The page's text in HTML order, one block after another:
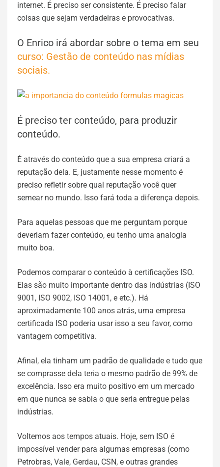
internet. É preciso ser consistente. É preciso falar
coisas que sejam verdadeiras e provocativas.
O Enrico irá abordar sobre o tema em seu
curso: Gestão de conteúdo nas mídias
sociais.
É preciso ter conteúdo, para produzir
conteúdo.
É através do conteúdo que a sua empresa criará a
reputação dela. E, justamente nesse momento é
preciso refletir sobre qual reputação você quer
semear no mundo. Isso fará toda a diferença depois.
Para aquelas pessoas que me perguntam porque
deveriam fazer conteúdo, eu tenho uma analogia
muito boa.
Podemos comparar o conteúdo à certificações ISO.
Elas são muito importante dentro das indústrias (ISO
9001, ISO 9002, ISO 14001, e etc.). Há
aproximadamente 100 anos atrás, uma empresa
certificada ISO poderia usar isso a seu favor, como
vantagem competitiva.
Afinal, ela tinham um padrão de qualidade e tudo que
se comprasse dela teria o mesmo padrão de 99% de
excelência. Isso era muito positivo em um mercado
em que nunca se sabia o que seria entregue pelas
indústrias.
Voltemos aos tempos atuais. Hoje, sem ISO é
impossível vender para algumas empresas (como
Petrobras, Vale, Gerdau, CSN, e outras grandes